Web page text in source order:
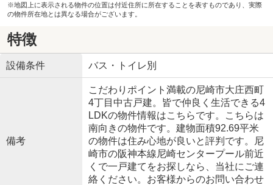
※地図上に表示される物件の位置は付近住所に所在することを表すものであり、実際
の物件所在地とは異なる場合がございます。
特徴
設備条件 バス・トイレ別
備考
こだわりポイント満載の尼崎市大庄西町
4丁目中古戸建。皆で仲良く生活できる4
LDKの物件情報はこちらです。こちらは
南向きの物件です。建物面積92.69平米
の物件は住み心地が良いと評判です。尼
崎市の阪神本線尼崎センタープール前近
くで一戸建てをお探しなら、当社にご連
絡ください。お客様からのお問い合わせ